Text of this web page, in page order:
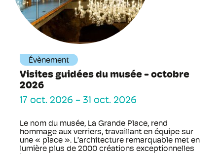
Évènement
Visites guidées du musée - octobre
2026
17 oct. 2026 - 31 oct. 2026
Le nom du musée, La Grande Place, rend
hommage aux verriers, travaillant en équipe sur
une « place ». L’architecture remarquable met en
lumière plus de 2000 créations exceptionnelles